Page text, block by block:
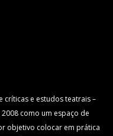
críticas e estudos teatrais –
como um espaço de
objetivo colocar em prática